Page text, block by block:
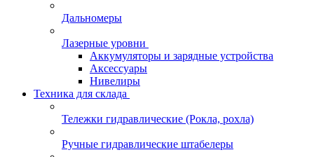
Дальномеры
Лазерные уровни
Аккумуляторы и зарядные устройства
Аксессуары
Нивелиры
Техника для склада
Тележки гидравлические (Рокла, рохла)
Ручные гидравлические штабелеры